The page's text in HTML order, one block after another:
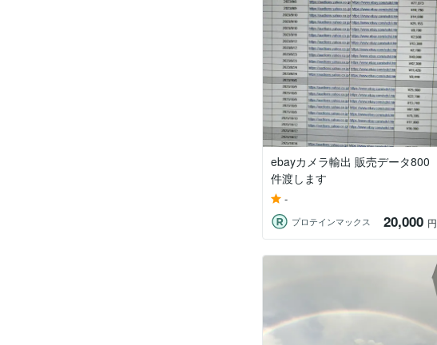
ebayカメラ輸出 販売データ800
件渡します
-
プロテインマックス 20,000 円